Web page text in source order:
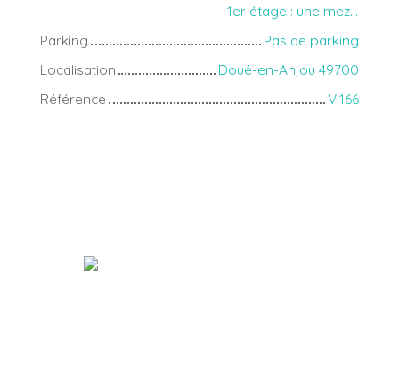
- 1er étage : une mezzanine- bureau, une réserve, 2 pièces, 1 WC indépendant
Parking
Pas de parking
Localisation
Doué-en-Anjou 49700
Référence
VI166